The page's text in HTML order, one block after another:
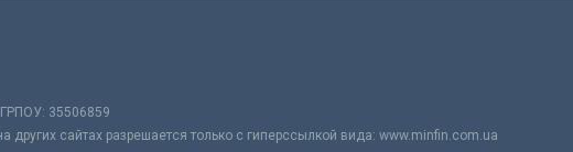
35506859
сайтах разрешается только с гиперссылкой вида: www.minfin.com.ua